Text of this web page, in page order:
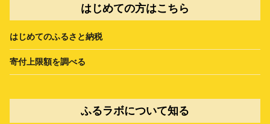
はじめての方はこちら
はじめてのふるさと納税
寄付上限額を調べる
ふるラボについて知る